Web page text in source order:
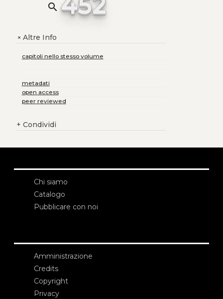
search
+Altre Info
capitoli nello stesso volume
metadati
open access
peer reviewed
+ Condividi
Chi siamo
Catalogo
Pubblicare con noi
Amministrazione
Credits
Copyright
Privacy